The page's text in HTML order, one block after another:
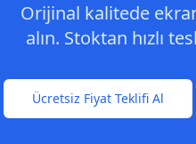
Orijinal kalitede
alın. Stoktan hızlı
Ücretsiz Fiyat Teklifi Al